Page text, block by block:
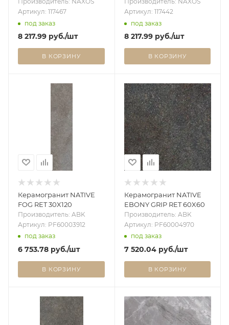
Артикул: 117467
под заказ
8 217.99 руб./шт
В КОРЗИНУ
Артикул: 117442
под заказ
8 217.99руб./шт
В КОРЗИНУ
Керамогранит NATIVE
FOG RET 30X120
Производитель: ABK
Артикул: PF60003912
под заказ
6 753.78 руб./шт
В КОРЗИНУ
Керамогранит NATIVE
EBONY GRIP RET 60X60
Производитель: ABK
Артикул: PF60004970
под заказ
7 520.04руб./шт
В КОРЗИНУ